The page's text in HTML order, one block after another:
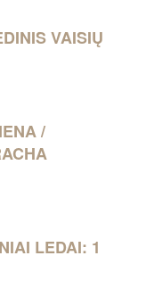
VAISIŲ
/
LEDAI: 1